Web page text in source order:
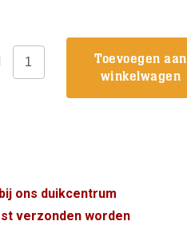
Mono
cilinder
aantal
Toevoegen aan
winkelwagen
ons duikcentrum
verzonden worden